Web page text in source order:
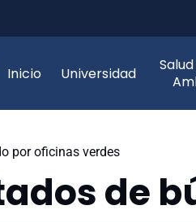
Inicio Universidad
por oficinas verdes
de